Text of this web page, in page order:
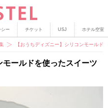
シー チケット USJ ホテル空室
【おうちディズニー】シリコンモール
モールドを使ったスイーツ